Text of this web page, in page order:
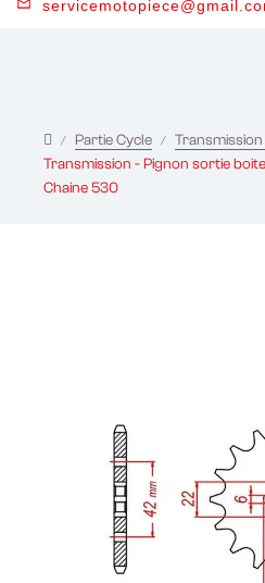
Partie Cycle Transmission
Transmission - Pignon sortie
Chaine 530